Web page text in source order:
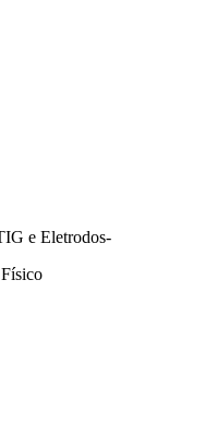
e Eletrodos-